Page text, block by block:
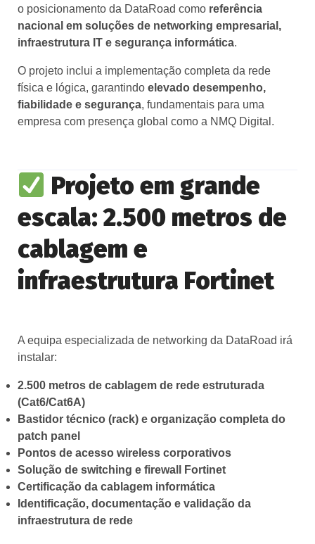
o posicionamento da DataRoad como referência
nacional em soluções de networking empresarial,
infraestrutura IT e segurança informática.
O projeto inclui a implementação completa da rede
física e lógica, garantindo elevado desempenho,
fiabilidade e segurança, fundamentais para uma
empresa com presença global como a NMQ Digital.
Projeto em grande
escala: 2.500 metros de
cablagem e
infraestrutura Fortinet
A equipa especializada de networking da DataRoad irá
instalar:
2.500 metros de cablagem de rede estruturada
(Cat6/Cat6A)
Bastidor técnico (rack) e organização completa do
patch panel
Pontos de acesso wireless corporativos
Solução de switching e firewall Fortinet
Certificação da cablagem informática
Identificação, documentação e validação da
infraestrutura de rede